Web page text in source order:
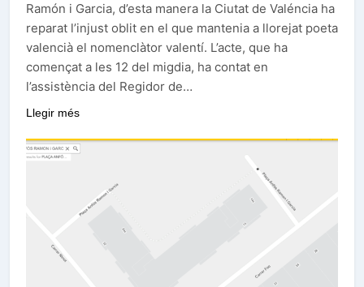
Ramón i Garcia, d’esta manera la Ciutat de Valéncia ha
reparat l’injust oblit en el que mantenia a llorejat poeta
valencià el nomenclàtor valentí. L’acte, que ha
començat a les 12 del migdia, ha contat en
l’assistència del Regidor de…
Llegir més